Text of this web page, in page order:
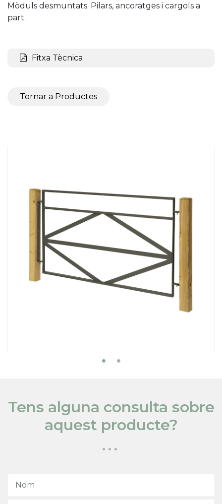
Mòduls desmuntats. Pilars, ancoratges i cargols a
part.
Fitxa Tècnica
Tornar a Productes
Tens alguna consulta sobre
aquest producte?
...